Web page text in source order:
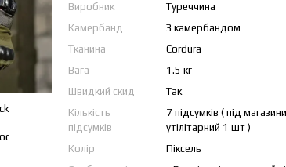
Виробник
Туреччина
Камербанд
З камербандом
Тканина
Cordura
Вага
1.5 кг
Швидкий скид
Так
Кількість
підсумків
7 підсумків ( під
утілітарний 1 шт )
Колір
Піксель